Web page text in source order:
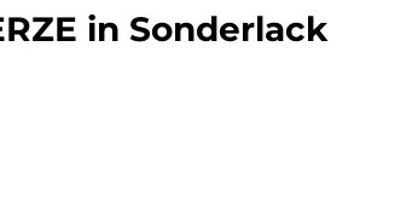
in Sonderlack